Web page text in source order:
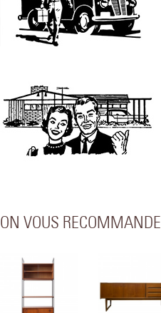
ON VOUS RECOMMANDE